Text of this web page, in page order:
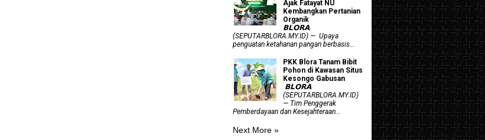
Ajak Fatayat NU
Kembangkan Pertanian
Organik
𝗕𝗟𝗢𝗥𝗔
(SEPUTARBLORA.MY.ID) — Upaya
penguatan ketahanan pangan berbasis...
PKK Blora Tanam Bibit
Pohon di Kawasan Situs
Kesongo Gabusan
‎ 𝗕𝗟𝗢𝗥𝗔
(SEPUTARBLORA.MY.ID)
— Tim Penggerak
Pemberdayaan dan Kesejahteraan...
Next More »